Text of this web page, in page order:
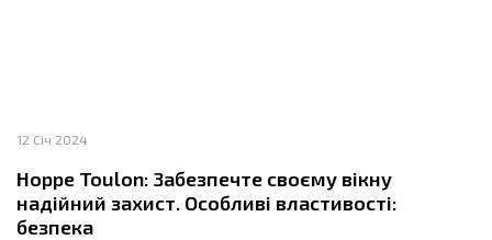
12 Січ 2024
Hoppe Toulon: Забезпечте своєму вікну
надійний захист. Особливі властивості:
безпека